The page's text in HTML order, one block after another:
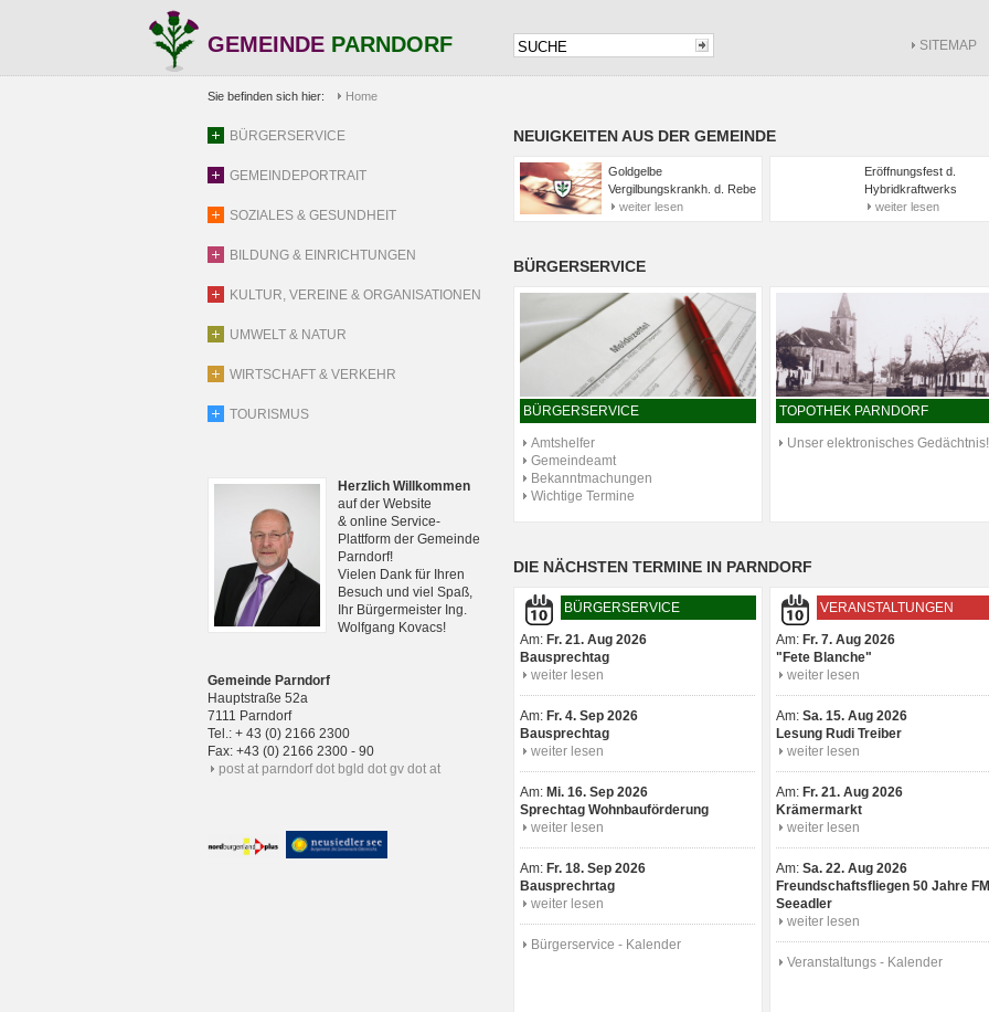
GEMEINDE PARNDORF SITEMAP
Sie befinden sich hier: Home
BÜRGERSERVICE
GEMEINDEPORTRAIT
SOZIALES & GESUNDHEIT
BILDUNG & EINRICHTUNGEN
KULTUR, VEREINE & ORGANISATIONEN
UMWELT & NATUR
WIRTSCHAFT & VERKEHR
TOURISMUS
Herzlich Willkommen
auf der Website
& online Service-
Plattform der Gemeinde
Parndorf!
Vielen Dank für Ihren
Besuch und viel Spaß,
Ihr Bürgermeister Ing.
Wolfgang Kovacs!
Gemeinde Parndorf
Hauptstraße 52a
7111 Parndorf
Tel.: + 43 (0) 2166 2300
Fax: +43 (0) 2166 2300 - 90
post at parndorf dot bgld dot gv dot at
NEUIGKEITEN AUS DER GEMEINDE
Goldgelbe
Vergilbungskrankh. d. Rebe
weiter lesen
Eröffnungsfest d.
Hybridkraftwerks
weiter lesen
BÜRGERSERVICE
BÜRGERSERVICE
Amtshelfer
Gemeindeamt
Bekanntmachungen
Wichtige Termine
TOPOTHEK PARNDORF
Unser elektronisches Gedächtnis!
DIE NÄCHSTEN TERMINE IN PARNDORF
BÜRGERSERVICE
Am: Fr. 21. Aug 2026
Bausprechtag
weiter lesen
Am: Fr. 4. Sep 2026
Bausprechtag
weiter lesen
Am: Mi. 16. Sep 2026
Sprechtag Wohnbauförderung
weiter lesen
Am: Fr. 18. Sep 2026
Bausprechrtag
weiter lesen
Bürgerservice - Kalender
VERANSTALTUNGEN
Am: Fr. 7. Aug 2026
"Fete Blanche"
weiter lesen
Am: Sa. 15. Aug 2026
Lesung Rudi Treiber
weiter lesen
Am: Fr. 21. Aug 2026
Krämermarkt
weiter lesen
Am: Sa. 22. Aug 2026
Freundschaftsfliegen 50 Jahre
Seeadler
weiter lesen
Veranstaltungs - Kalender